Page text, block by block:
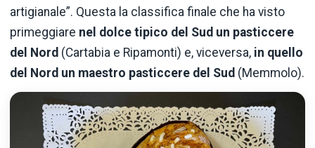
artigianale”. Questa la classifica finale che ha visto
primeggiare nel dolce tipico del Sud un pasticcere
del Nord (Cartabia e Ripamonti) e, viceversa, in quello
del Nord un maestro pasticcere del Sud (Memmolo).